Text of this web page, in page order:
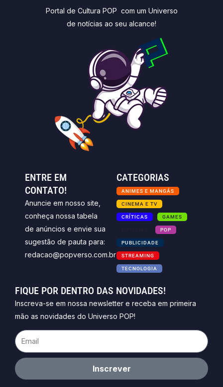
Portal de Cultura POP com um Universo
de notícias ao seu alcance!
ENTRE EM
CONTATO!
Anuncie em nosso site,
conheça nossa tabela
de anúncios e envie sua
sugestão de pauta para:
redacao@popverso.com.br
CATEGORIAS
ANIMES E MANGÁS
CINEMA E TV
CRÍTICAS GAMES
POP
PUBLICIDADE
STREAMING
TECNOLOGIA
FIQUE POR DENTRO DAS NOVIDADES!
Inscreva-se em nossa newsletter e receba em primeira
mão as novidades do Universo POP!
Email
Inscrever